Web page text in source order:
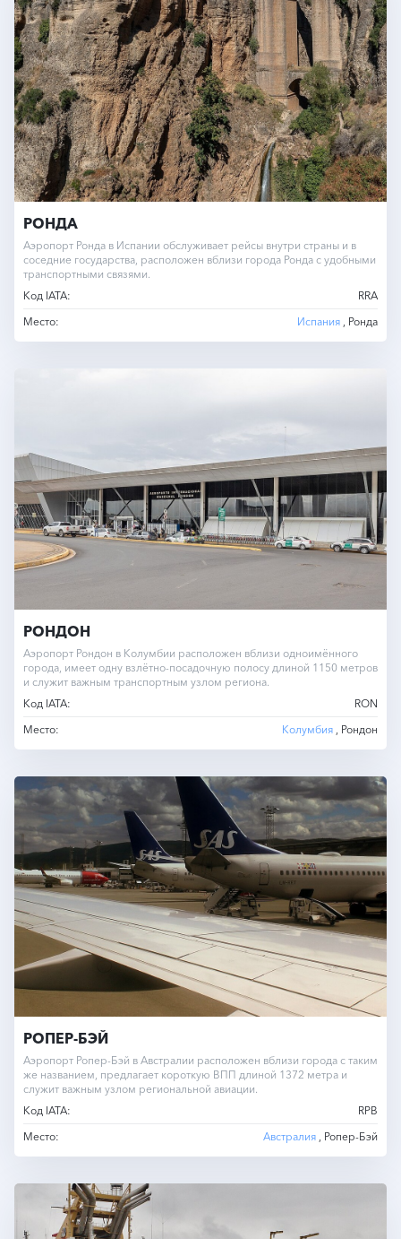
РОНДА
Аэропорт Ронда в Испании обслуживает рейсы внутри страны и в
соседние государства, расположен вблизи города Ронда с удобными
транспортными связями.
Код IATA:
RRA
Место:
Испания , Ронда
РОНДОН
Аэропорт Рондон в Колумбии расположен вблизи одноимённого
города, имеет одну взлётно-посадочную полосу длиной 1150 метров
и служит важным транспортным узлом региона.
Код IATA:
RON
Место:
Колумбия , Рондон
РОПЕР-БЭЙ
Аэропорт Ропер-Бэй в Австралии расположен вблизи города с таким
же названием, предлагает короткую ВПП длиной 1372 метра и
служит важным узлом региональной авиации.
Код IATA:
RPB
Место:
Австралия , Ропер-Бэй